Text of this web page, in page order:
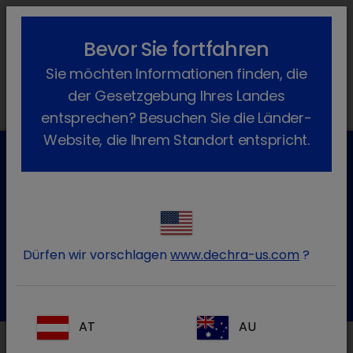
lock_outline search menu
January
Kontaktieren Sie unseren Kundenservice.
Zum Kontaktformular
Bevor Sie fortfahren
Sie möchten Informationen finden, die
der Gesetzgebung Ihres Landes
entsprechen? Besuchen Sie die Länder-
Website, die Ihrem Standort entspricht.
Dürfen wir vorschlagenwww.dechra-us.com ?
AT AU